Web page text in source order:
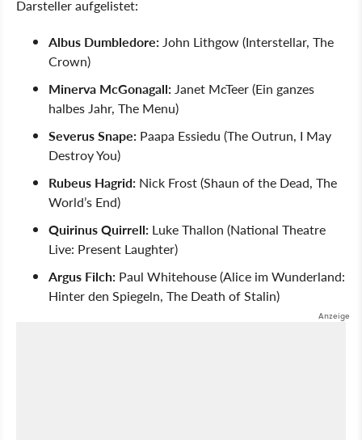
Darsteller aufgelistet:
Albus Dumbledore: John Lithgow (Interstellar, The
Crown)
Minerva McGonagall: Janet McTeer (Ein ganzes
halbes Jahr, The Menu)
Severus Snape: Paapa Essiedu (The Outrun, I May
Destroy You)
Rubeus Hagrid: Nick Frost (Shaun of the Dead, The
World’s End)
Quirinus Quirrell: Luke Thallon (National Theatre
Live: Present Laughter)
Argus Filch: Paul Whitehouse (Alice im Wunderland:
Hinter den Spiegeln, The Death of Stalin)